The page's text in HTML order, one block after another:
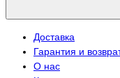
Доставка
Гарантия и
О нас